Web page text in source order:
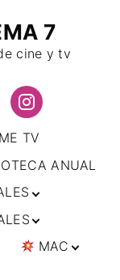
7
cine y tv
TV
ANUAL
MAC